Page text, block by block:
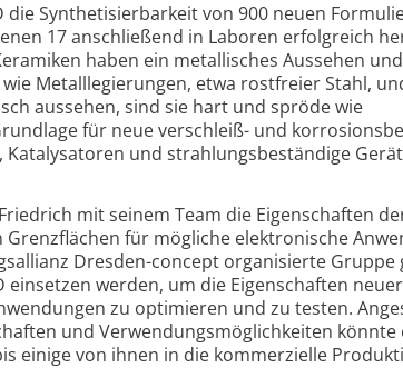
Synthetisierbarkeit von 900 neuen
17 anschließend in Laboren erfolgreich
haben ein metallisches Aussehen
Metalllegierungen, etwa rostfreier Stahl,
aussehen, sind sie hart und spröde wie
für neue verschleiß- und
und strahlungsbeständige
mit seinem Team die Eigenschaften
für mögliche elektronische
Dresden-concept organisierte Gruppe
einsetzen werden, um die Eigenschaften neuer
zu optimieren und zu testen.
und Verwendungsmöglichkeiten könnte
einige von ihnen in die kommerzielle